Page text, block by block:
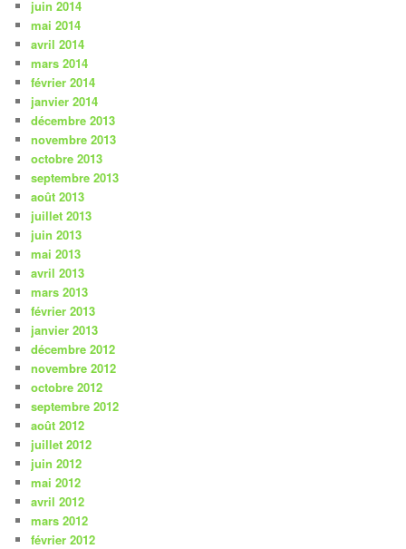
juin 2014
mai 2014
avril 2014
mars 2014
février 2014
janvier 2014
décembre 2013
novembre 2013
octobre 2013
septembre 2013
août 2013
juillet 2013
juin 2013
mai 2013
avril 2013
mars 2013
février 2013
janvier 2013
décembre 2012
novembre 2012
octobre 2012
septembre 2012
août 2012
juillet 2012
juin 2012
mai 2012
avril 2012
mars 2012
février 2012